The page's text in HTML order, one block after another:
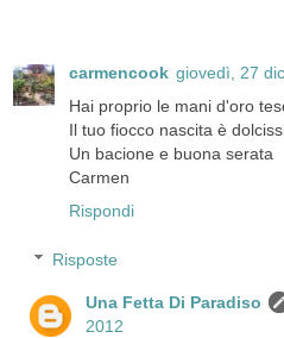
carmencook giovedì, 27
Hai proprio le mani d'oro
Il tuo fiocco nascita è
Un bacione e buona serata
Carmen
Rispondi
Risposte
Una Fetta Di Paradiso
2012